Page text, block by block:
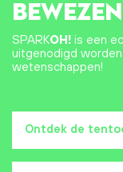
Ontdek de
SPARKOH! is een
uitgenodigd
wetenschappen!